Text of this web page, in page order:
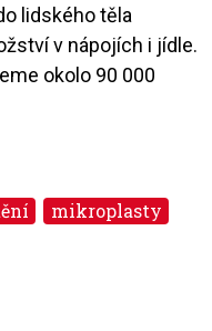
lidského těla
v nápojích i jídle.
okolo 90 000
mikroplasty